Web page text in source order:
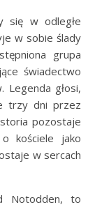
się w odległe
w sobie ślady
grupa
świadectwo
Legenda głosi,
trzy dni przez
pozostaje
kościele jako
w sercach
Notodden, to